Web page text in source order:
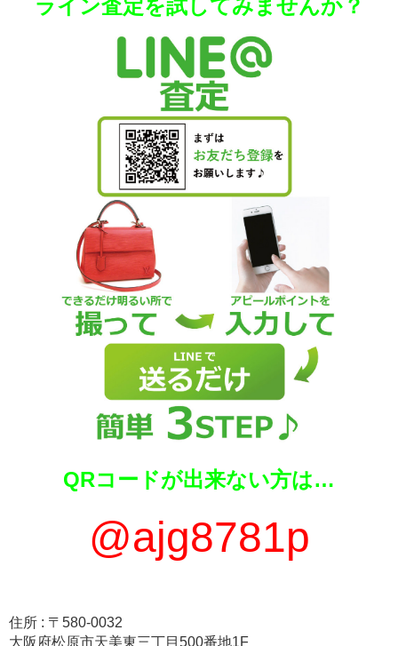
ライン査定を試してみませんか？
QRコードが出来ない方は…
@ajg8781p
住所 : 〒580-0032
大阪府松原市天美東三丁目500番地1F